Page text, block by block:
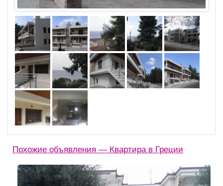
Похожие объявления — Квартира в Греции